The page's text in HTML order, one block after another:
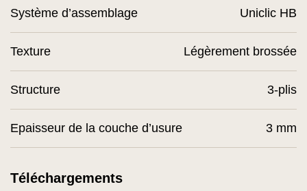
Téléchargements
Système d’assemblage Uniclic HB
Texture Légèrement brossée
Structure 3-plis
Epaisseur de la couche d’usure 3 mm